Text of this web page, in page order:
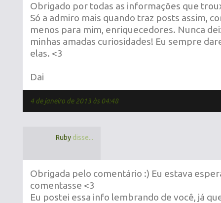
Obrigado por todas as informações que
Só a admiro mais quando traz posts assim,
menos para mim, enriquecedores. Nunca
minhas amadas curiosidades! Eu sempre
elas. <3
Dai
4 de janeiro de 2013 às 04:48
Ruby disse...
Obrigada pelo comentário :) Eu estava
comentasse <3
Eu postei essa info lembrando de você, já